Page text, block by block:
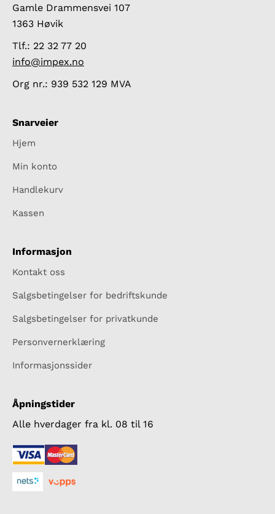
Gamle Drammensvei 107
1363 Høvik
Tlf.: 22 32 77 20
info@impex.no
Org nr.: 939 532 129 MVA
Snarveier
Hjem
Min konto
Handlekurv
Kassen
Informasjon
Kontakt oss
Salgsbetingelser for bedriftskunde
Salgsbetingelser for privatkunde
Personvernerklæring
Informasjonssider
Åpningstider
Alle hverdager fra kl. 08 til 16